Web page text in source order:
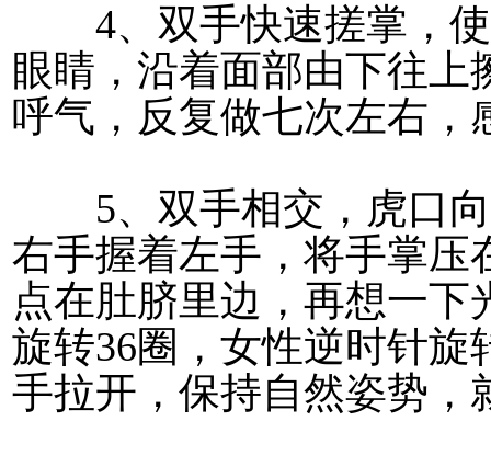
4、双手快速搓掌，使
眼睛，沿着面部由下往
呼气，反复做七次左右，
5、双手相交，虎口向
右手握着左手，将手掌压
点在肚脐里边，再想一
旋转36圈，女性逆时针旋
手拉开，保持自然姿势，